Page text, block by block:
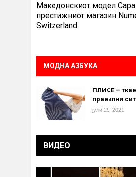
Македонскиот модел Сара
престижниот магазин
Switzerland
МОДНА АЗБУКА
ПЛИСЕ –
правилни
јули 29, 2021
ВИДЕО